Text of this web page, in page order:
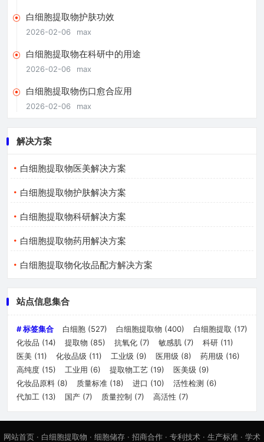
白细胞提取物护肤功效
2026-02-06 max
白细胞提取物在科研中的用途
2026-02-06 max
白细胞提取物伤口愈合应用
2026-02-06 max
解决方案
白细胞提取物医美解决方案
白细胞提取物护肤解决方案
白细胞提取物科研解决方案
白细胞提取物药用解决方案
白细胞提取物化妆品配方解决方案
站点信息集合
# 标签集合 白细胞 (527) 白细胞提取物 (400) 白细胞提取 (17)
化妆品 (14) 提取物 (85) 抗氧化 (7) 敏感肌 (7) 科研 (11)
医美 (11) 化妆品级 (11) 工业级 (9) 医用级 (8) 药用级 (16)
高纯度 (15) 工业用 (6) 提取物工艺 (19) 医美级 (9)
化妆品原料 (8) 质量标准 (18) 进口 (10) 活性检测 (6)
代加工 (13) 国产 (7) 质量控制 (7) 高活性 (7)
网站首页 · 白细胞提取物 · 细胞储存 · 招商合作 · 专利技术 · 生产标准 · 学术